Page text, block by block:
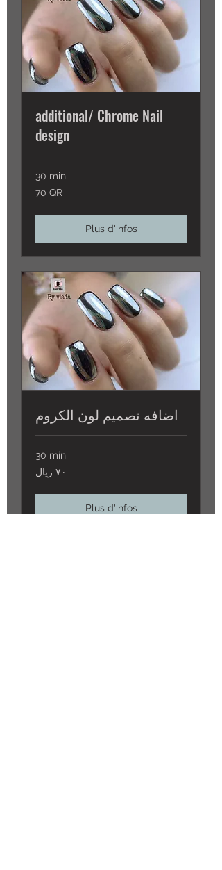
additional/ Chrome Nail
design
30 min
70
QR
70 QR
Plus d'infos
اضافه تصميم لون الكروم
30 min
٧٠
ريال
٧٠ ريال
Plus d'infos